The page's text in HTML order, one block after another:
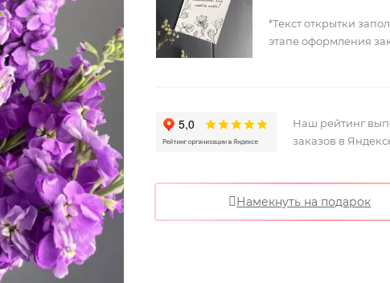
*Текст открытки
этапе оформления
Наш рейтинг
заказов в
Намекнуть на подарок